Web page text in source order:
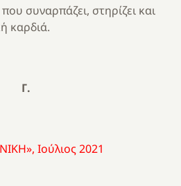
συναρπάζει, στηρίζει και
καρδιά.
Γ.
Ιούλιος 2021